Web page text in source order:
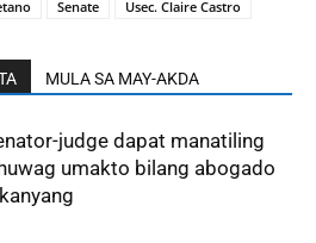
Senate Usec. Claire Castro
MULA SA MAY-AKDA
judge dapat manatiling
umakto bilang abogado